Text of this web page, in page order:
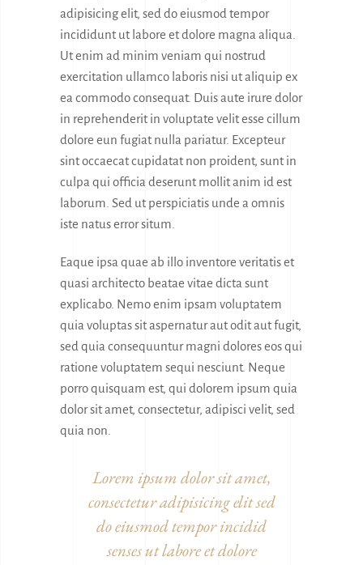
adipisicing elit, sed do eiusmod tempor
incididunt ut labore et dolore magna aliqua.
Ut enim ad minim veniam qui nostrud
exercitation ullamco laboris nisi ut aliquip ex
ea commodo consequat. Duis aute irure dolor
in reprehenderit in voluptate velit esse cillum
dolore eun fugiat nulla pariatur. Excepteur
sint occaecat cupidatat non proident, sunt in
culpa qui officia deserunt mollit anim id est
laborum. Sed ut perspiciatis unde a omnis
iste natus error situm.
Eaque ipsa quae ab illo inventore veritatis et
quasi architecto beatae vitae dicta sunt
explicabo. Nemo enim ipsam voluptatem
quia voluptas sit aspernatur aut odit aut fugit,
sed quia consequuntur magni dolores eos qui
ratione voluptatem sequi nesciunt. Neque
porro quisquam est, qui dolorem ipsum quia
dolor sit amet, consectetur, adipisci velit, sed
quia non.
Lorem ipsum dolor sit amet,
consectetur adipisicing elit sed
do eiusmod tempor incidid
senses ut labore et dolore